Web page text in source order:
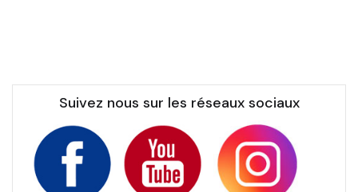
Suivez nous sur les réseaux sociaux